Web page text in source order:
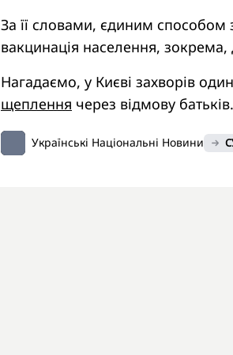
За її словами, єдиним способом
вакцинація населення, зокрема,
Нагадаємо, у Києві захворів
щеплення через відмову батьків.
Українські Національні Новини